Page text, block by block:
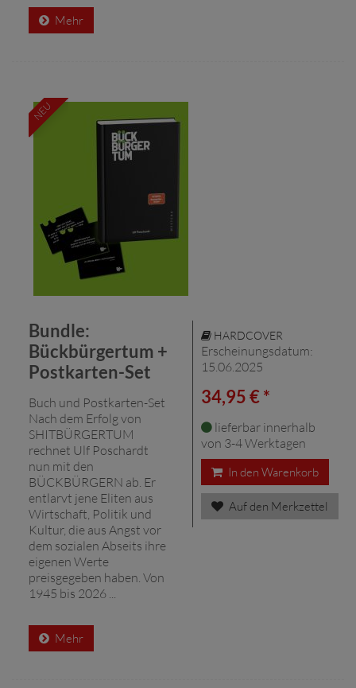
Mehr
NEU
Bundle:
Bückbürgertum +
Postkarten-Set
Buch und Postkarten-Set
Nach dem Erfolg von
SHITBÜRGERTUM
rechnet Ulf Poschardt
nun mit den
BÜCKBÜRGERN ab. Er
entlarvt jene Eliten aus
Wirtschaft, Politik und
Kultur, die aus Angst vor
dem sozialen Abseits ihre
eigenen Werte
preisgegeben haben. Von
1945 bis 2026 ...
Mehr
HARDCOVER
Erscheinungsdatum:
15.06.2025
34,95 € *
lieferbar innerhalb
von 3-4 Werktagen
In den Warenkorb
Auf den Merkzettel